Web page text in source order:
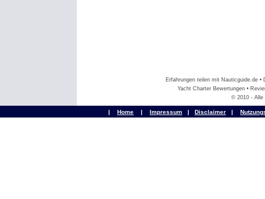
Erfahrungen teilen mit Nauticguide.de
Yacht Charter Bewertungen •
© 2010 - Alle
| Home | Impressum | Disclaimer |